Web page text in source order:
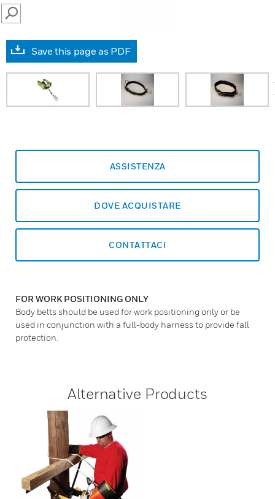
SEARCH
Save this page as PDF
ASSISTENZA
DOVE ACQUISTARE
CONTATTACI
FOR WORK POSITIONING ONLY
Body belts should be used for work positioning only or be
used in conjunction with a full-body harness to provide fall
protection.
Alternative Products